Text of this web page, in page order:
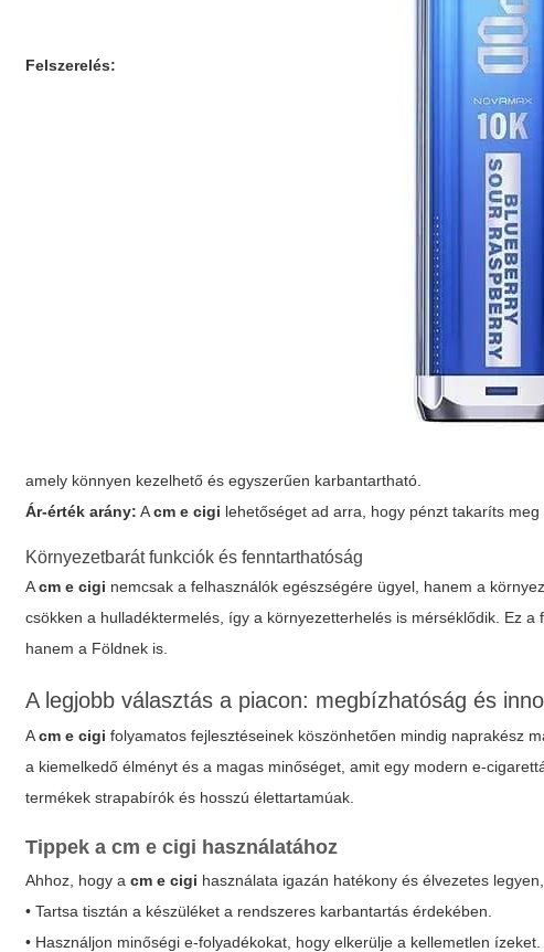
Felszerelés:
amely könnyen kezelhető és egyszerűen karbantartható.
Ár-érték arány: Acm e cigi lehetőséget ad arra, hogy pénzt takaríts
Környezetbarát funkciók és fenntarthatóság
Acm e cigi nemcsak a felhasználók egészségére ügyel, hanem a
csökken a hulladéktermelés, így a környezetterhelés is mérséklődik. Ez
hanem a Földnek is.
A legjobb választás a piacon: megbízhatóság és
Acm e cigi folyamatos fejlesztéseinek köszönhetően mindig naprakész
a kiemelkedő élményt és a magas minőséget, amit egy modern e-
termékek strapabírók és hosszú élettartamúak.
Tippek acm e cigi használatához
Ahhoz, hogy acm e cigi használata igazán hatékony és élvezetes
• Tartsa tisztán a készüléket a rendszeres karbantartás érdekében.
• Használjon minőségi e-folyadékokat, hogy elkerülje a kellemetlen ízeket.